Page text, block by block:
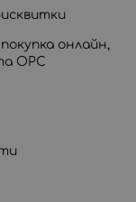
онлайн,
ОРС